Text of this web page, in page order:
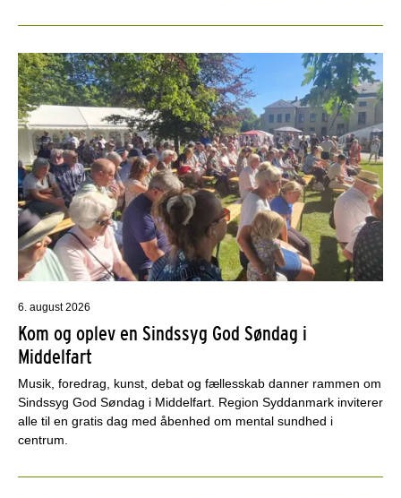
6. august 2026
Kom og oplev en Sindssyg God Søndag i
Middelfart
Musik, foredrag, kunst, debat og fællesskab danner rammen om
Sindssyg God Søndag i Middelfart. Region Syddanmark inviterer
alle til en gratis dag med åbenhed om mental sundhed i
centrum.